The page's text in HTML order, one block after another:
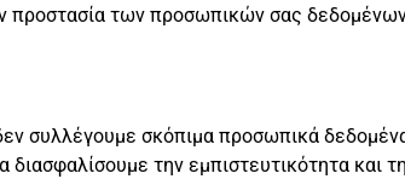
προστασία των προσωπικών σας
συλλέγουμε σκόπιμα προσωπικά
την εμπιστευτικότητα και